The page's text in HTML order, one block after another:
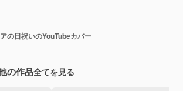
の日祝いのYouTubeカバー
の作品全てを見る